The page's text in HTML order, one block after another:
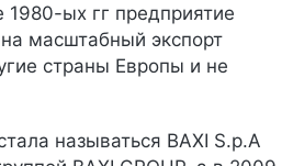
1980-ых гг предприятие
масштабный экспорт
страны Европы и не
называться BAXI S.p.A